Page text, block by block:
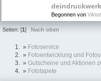
Begonnen von Viktor
Seiten: [1] Nach oben
» Fotoservice
» Fotoentwicklung und
» Gutscheine und Aktionen
» Fototapete